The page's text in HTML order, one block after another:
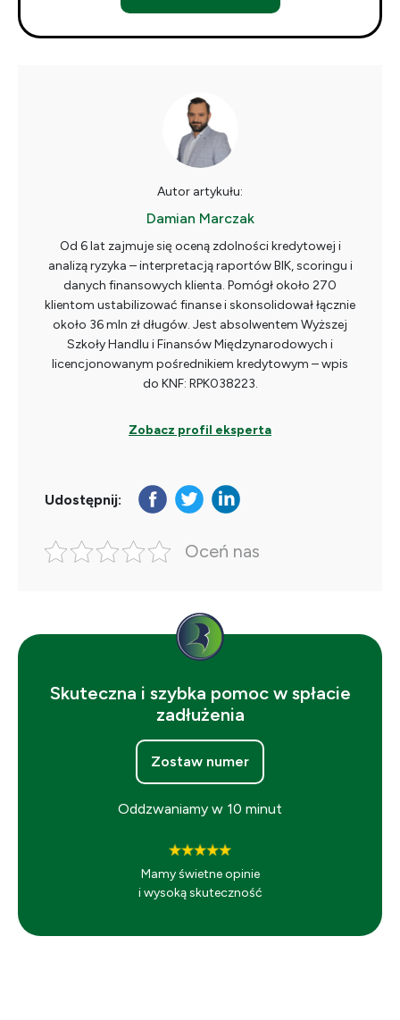
Autor artykułu:
Damian Marczak
Od 6 lat zajmuje się oceną zdolności kredytowej i
analizą ryzyka – interpretacją raportów BIK, scoringu i
danych finansowych klienta. Pomógł około 270
klientom ustabilizować finanse i skonsolidował łącznie
około 36 mln zł długów. Jest absolwentem Wyższej
Szkoły Handlu i Finansów Międzynarodowych i
licencjonowanym pośrednikiem kredytowym – wpis
do KNF: RPK038223.
Zobacz profil eksperta
Udostępnij:
Oceń nas
Skuteczna i szybka pomoc w spłacie
zadłużenia
Zostaw numer
Oddzwaniamy w 10 minut
Mamy świetne opinie
i wysoką skuteczność